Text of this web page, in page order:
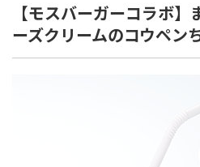
【モスバーガーコラボ
ーズクリームのコウペン